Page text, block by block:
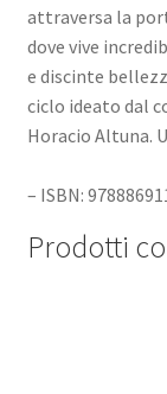
attraversa la
dove vive
e discinte
ciclo ideato dal
Horacio Altuna.
– ISBN:
Prodotti